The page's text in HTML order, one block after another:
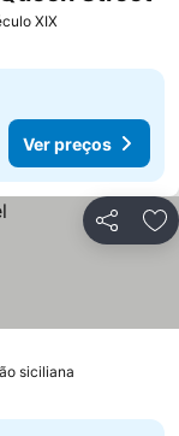
XIX
Ver preços
Partilhar
siciliana